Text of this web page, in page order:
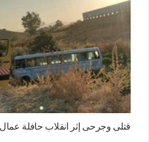
قتلى وجرحى إثر انقلاب حافلة